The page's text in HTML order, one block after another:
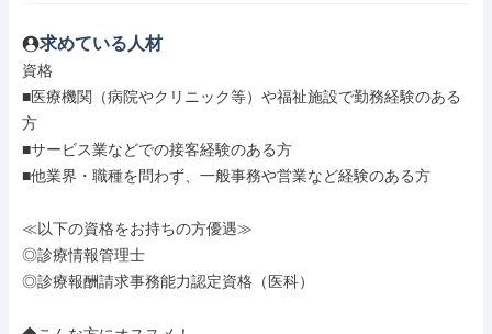
求めている人材
資格
■医療機関（病院やクリニック等）や福祉施設で勤務経験のある
方
■サービス業などでの接客経験のある方
■他業界・職種を問わず、一般事務や営業など経験のある方
≪以下の資格をお持ちの方優遇≫
◎診療情報管理士
◎診療報酬請求事務能力認定資格（医科）